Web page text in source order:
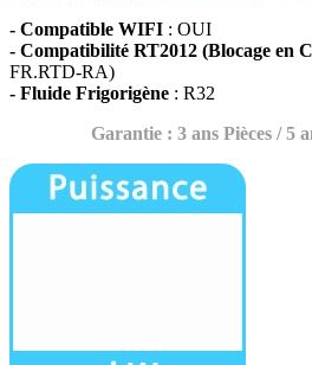
- Compatible WIFI : OUI
- Compatibilité RT2012 (Blocage en
FR.RTD-RA)
- Fluide Frigorigène : R32
Garantie : 3 ans Pièces / 5